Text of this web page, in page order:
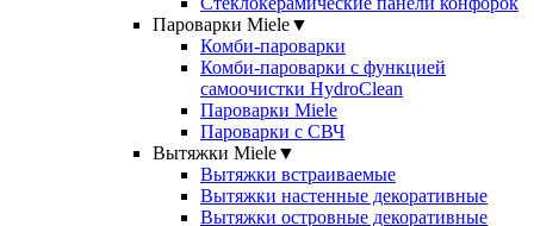
Пароварки Miele▼
Комби-пароварки
Комби-пароварки с функцией
самоочистки HydroClean
Пароварки Miele
Пароварки с СВЧ
Вытяжки Miele▼
Вытяжки встраиваемые
Вытяжки настенные декоративные
Вытяжки островные декоративные